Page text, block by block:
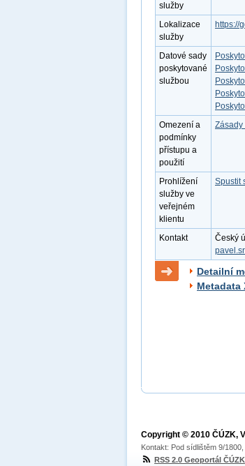
služby
Lokalizace
služby
https://
Datové sady
poskytované
službou
Omezení a
podmínky
přístupu a
použití
Zásady
Prohlížení
služby ve
veřejném
klientu
Spustit
Kontakt
Český
Detailní
Metadata
Copyright © 2010 ČÚZK,
Kontakt: Pod sídlištěm 9/
RSS 2.0 Geoportál ČÚZK